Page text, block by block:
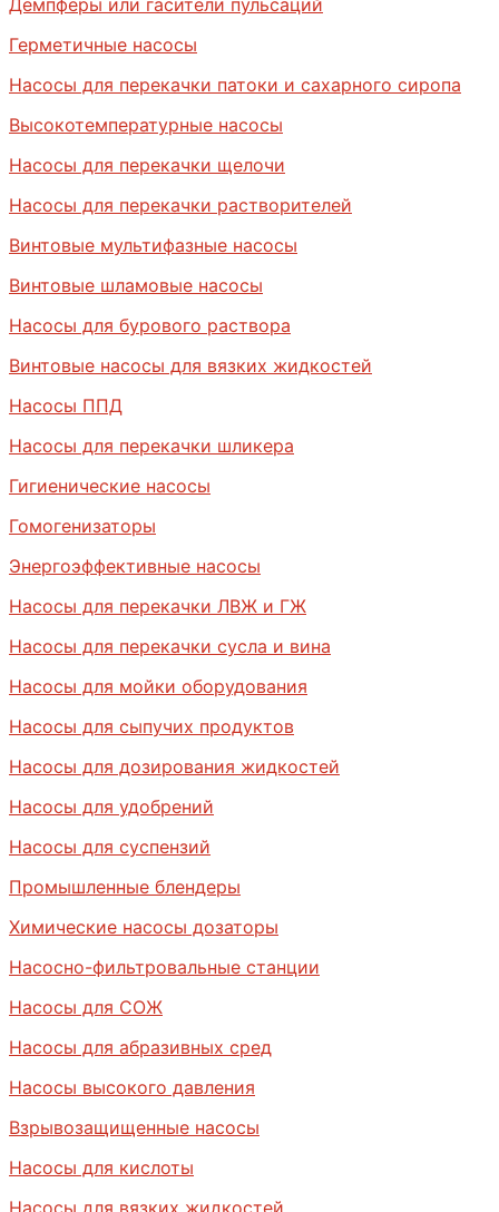
Демпферы или гасители пульсаций
Герметичные насосы
Насосы для перекачки патоки и сахарного сиропа
Высокотемпературные насосы
Насосы для перекачки щелочи
Насосы для перекачки растворителей
Винтовые мультифазные насосы
Винтовые шламовые насосы
Насосы для бурового раствора
Винтовые насосы для вязких жидкостей
Насосы ППД
Насосы для перекачки шликера
Гигиенические насосы
Гомогенизаторы
Энергоэффективные насосы
Насосы для перекачки ЛВЖ и ГЖ
Насосы для перекачки сусла и вина
Насосы для мойки оборудования
Насосы для сыпучих продуктов
Насосы для дозирования жидкостей
Насосы для удобрений
Насосы для суспензий
Промышленные блендеры
Химические насосы дозаторы
Насосно-фильтровальные станции
Насосы для СОЖ
Насосы для абразивных сред
Насосы высокого давления
Взрывозащищенные насосы
Насосы для кислоты